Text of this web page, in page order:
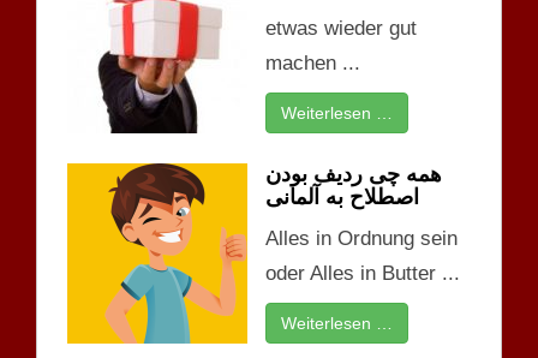
etwas wieder gut
machen ...
Weiterlesen …
همه چی ردیف بودن
اصطلاح به آلمانی
Alles in Ordnung sein
oder Alles in Butter ...
Weiterlesen …